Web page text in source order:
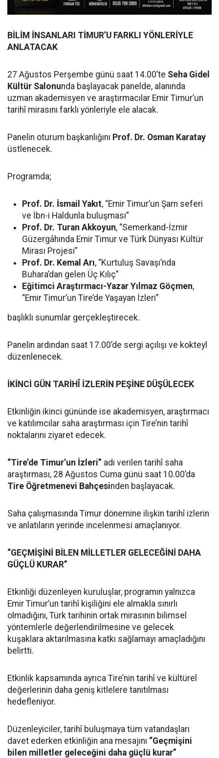
BİLİM İNSANLARI TİMUR’U FARKLI YÖNLERİYLE
ANLATACAK
27 Ağustos Perşembe günü saat 14.00’te Seha Gidel
Kültür Salonunda başlayacak panelde, alanında
uzman akademisyen ve araştırmacılar Emir Timur’un
tarihî mirasını farklı yönleriyle ele alacak.
Panelin oturum başkanlığını Prof. Dr. Osman Karatay
üstlenecek.
Programda;
Prof. Dr. İsmail Yakıt, “Emir Timur’un Şam seferi
ve İbn-i Haldunla buluşması”
Prof. Dr. Turan Akkoyun, “Semerkand-İzmir
Güzergâhında Emir Timur ve Türk Dünyası Kültür
Mirası Projesi”
Prof. Dr. Kemal Arı, “Kurtuluş Savaşı’nda
Buhara’dan gelen Üç Kılıç”
Eğitimci Araştırmacı-Yazar Yılmaz Göçmen,
“Emir Timur’un Tire’de Yaşayan İzleri”
başlıklı sunumlar gerçekleştirecek.
Panelin ardından saat 17.00’de sergi açılışı ve kokteyl
düzenlenecek.
İKİNCİ GÜN TARİHÎ İZLERİN PEŞİNE DÜŞÜLECEK
Etkinliğin ikinci gününde ise akademisyen, araştırmacı
ve katılımcılar saha araştırması için Tire’nin tarihî
noktalarını ziyaret edecek.
“Tire’de Timur’un İzleri” adı verilen tarihî saha
araştırması, 28 Ağustos Cuma günü saat 10.00’da
Tire Öğretmenevi Bahçesinden başlayacak.
Saha çalışmasında Timur dönemine ilişkin tarihî izlerin
ve anlatıların yerinde incelenmesi amaçlanıyor.
“GEÇMİŞİNİ BİLEN MİLLETLER GELECEĞİNİ DAHA
GÜÇLÜ KURAR”
Etkinliği düzenleyen kuruluşlar, programın yalnızca
Emir Timur’un tarihî kişiliğini ele almakla sınırlı
olmadığını, Türk tarihinin ortak mirasının bilimsel
yöntemlerle değerlendirilmesine ve gelecek
kuşaklara aktarılmasına katkı sağlamayı amaçladığını
belirtti.
Etkinlik kapsamında ayrıca Tire’nin tarihî ve kültürel
değerlerinin daha geniş kitlelere tanıtılması
hedefleniyor.
Düzenleyiciler, tarihî buluşmaya tüm vatandaşları
davet ederken etkinliğin ana mesajını “Geçmişini
bilen milletler geleceğini daha güçlü kurar”